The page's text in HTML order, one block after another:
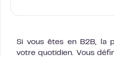
Si vous êtes en B2B, la
votre quotidien. Vous